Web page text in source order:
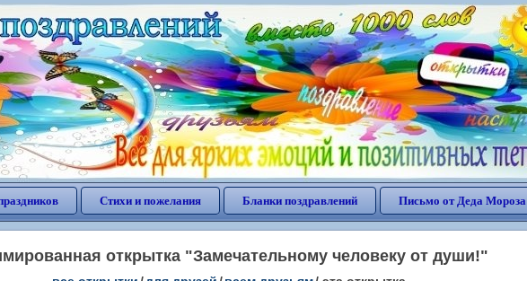
Стихи и пожелания Бланки поздравлений Письмо от Деда Мороза
открытка "Замечательному человеку от души!"